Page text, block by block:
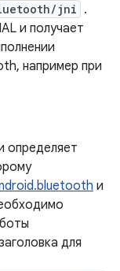
jni .
и получает
например при
определяет
и
для